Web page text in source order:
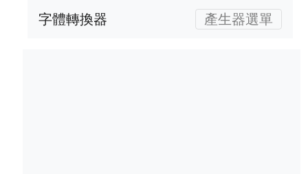
字體轉換器 產生器選單